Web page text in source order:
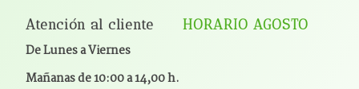
Atención al cliente HORARIO AGOSTO
De Lunes a Viernes
Mañanas de 10:00 a 14,00 h.